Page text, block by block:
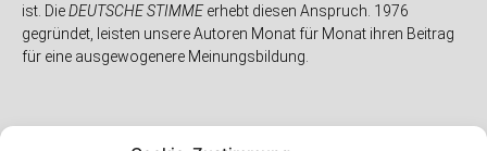
ist. DieDEUTSCHE STIMMEerhebt diesen Anspruch. 1976
gegründet, leisten unsere Autoren Monat für Monat ihren Beitrag
für eine ausgewogenere Meinungsbildung.